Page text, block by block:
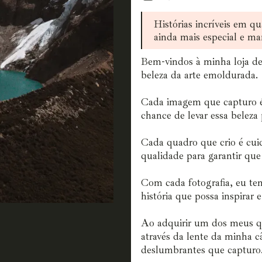
Histórias incríveis em
ainda mais especial e
Bem-vindos à minha loja
beleza da arte emoldurada.
Cada imagem que capturo
chance de levar essa beleza
Cada quadro que crio é
qualidade para garantir
Com cada fotografia, eu
história que possa inspirar
Ao adquirir um dos meus
através da lente da minha
deslumbrantes que